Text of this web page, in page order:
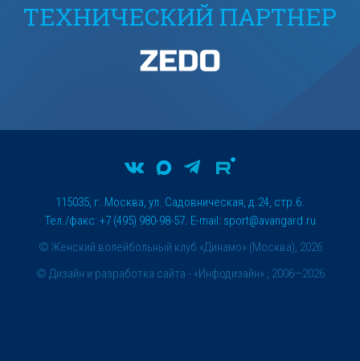
ТЕХНИЧЕСКИЙ ПАРТНЕР
© Женский волейбольный клуб «Динамо» (Москва), 2026
115035, г. Москва, ул. Садовническая, д.24, стр.6.
Тел./факс: +7 (495) 980-98-57. E-mail: sport@avangard.ru
© Дизайн и разработка сайта - «Инфодизайн» , 2006—2026